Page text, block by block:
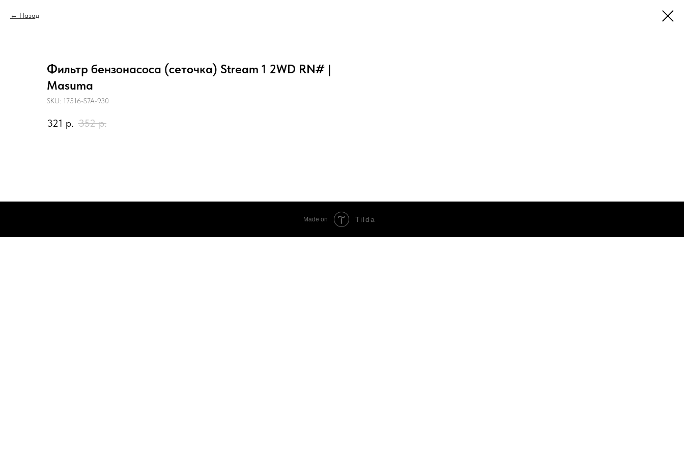
Назад
Фильтр бензонасоса (сеточка) Stream 1 2WD RN# |
Masuma
SKU: 17516-S7A-930
321 р. 352 р.
Made on Tilda